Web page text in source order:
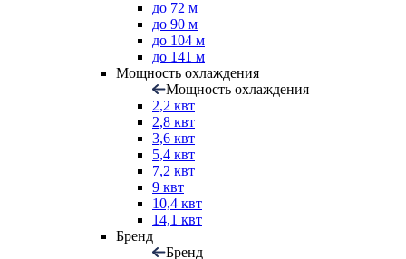
до 72 м
до 90 м
до 104 м
до 141 м
Мощность охлаждения
Мощность охлаждения
2,2 квт
2,8 квт
3,6 квт
5,4 квт
7,2 квт
9 квт
10,4 квт
14,1 квт
Бренд
Бренд